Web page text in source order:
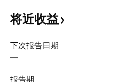
将近收益
下次报告日期
—
报告期